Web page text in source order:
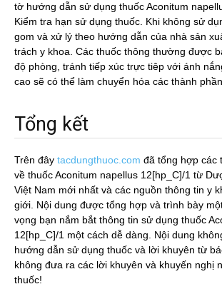
tờ hướng dẫn sử dụng thuốc Aconitum
Kiểm tra hạn sử dụng thuốc. Khi không sử
gom và xử lý theo hướng dẫn của nhà sản
trách y khoa. Các thuốc thông thường được
độ phòng, tránh tiếp xúc trực tiêp với ánh
cao sẽ có thể làm chuyển hóa các thành
Tổng kết
Trên đây tacdungthuoc.com đã tổng hợp các
về thuốc Aconitum napellus 12[hp_C]/1 từ
Việt Nam mới nhất và các nguồn thông tin y
giới. Nội dung được tổng hợp và trình bày
vọng bạn nắm bắt thông tin sử dụng thuốc
12[hp_C]/1 một cách dễ dàng. Nội dung
hướng dẫn sử dụng thuốc và lời khuyên từ
không đưa ra các lời khuyên và khuyến nghị
thuốc!